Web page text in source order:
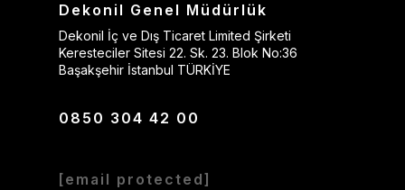
Dekonil Genel Müdürlük
Dekonil İç ve Dış Ticaret Limited Şirketi
Keresteciler Sitesi 22. Sk. 23. Blok No:36
Başakşehir İstanbul TÜRKİYE
0850 304 42 00
[email protected]